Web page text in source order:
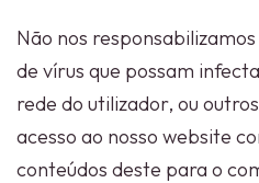
Não nos
de vírus que possam
rede do utilizador, ou
acesso ao nosso website
conteúdos deste para o